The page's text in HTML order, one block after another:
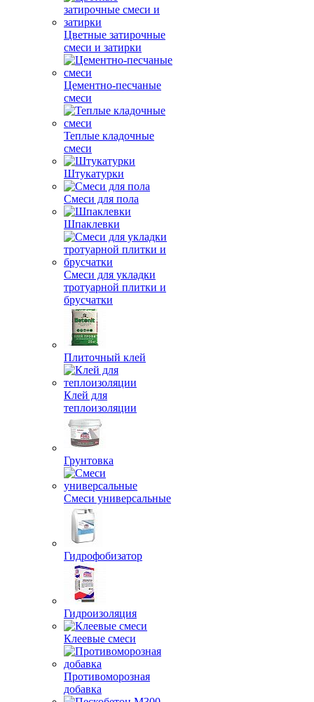
Цветные затирочные
смеси и затирки
Цементно-песчаные
смеси
Теплые кладочные
смеси
Штукатурки
Смеси для пола
Шпаклевки
Смеси для укладки
тротуарной плитки и
брусчатки
Плиточный клей
Клей для
теплоизоляции
Грунтовка
Смеси универсальные
Гидрофобизатор
Гидроизоляция
Клеевые смеси
Противоморозная
добавка